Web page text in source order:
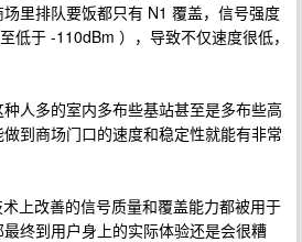
里排队要饭都只有 N1 覆盖，信号强度
低于 -110dBm ），导致不仅速度很低，
人多的室内多布些基站甚至是多布些高
到商场门口的速度和稳定性就能有非常
上改善的信号质量和覆盖能力都被用于
终到用户身上的实际体验还是会很糟